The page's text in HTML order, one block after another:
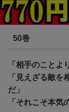
キングダム
50巻
「相手のことよ
「見えざる敵を
だ」
「それこそ本気